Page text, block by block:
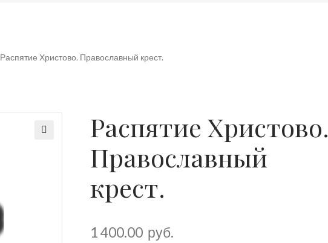
Распятие Христово. Православный крест.
Распятие Христово.
Православный
крест.
1 400.00 руб.